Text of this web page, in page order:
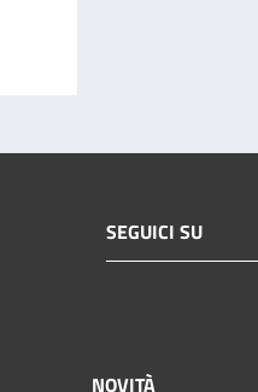
SEGUICI SU
NOVITÀ